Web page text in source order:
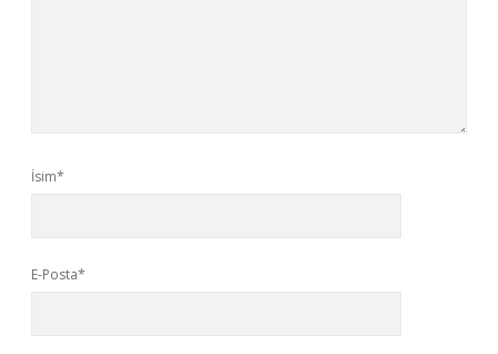
İsim*
E-Posta*